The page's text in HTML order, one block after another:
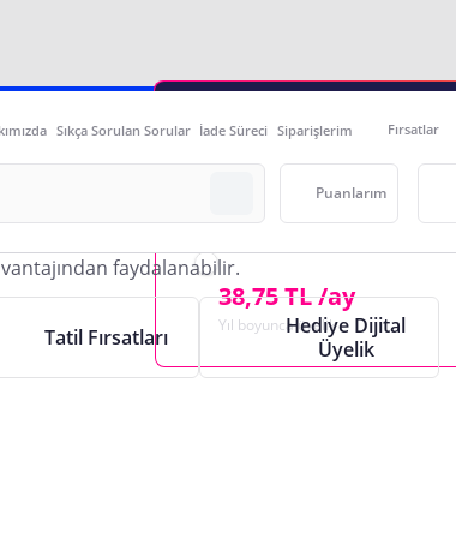
Sıkça Sorulan Sorular İade Süreci Siparişlerim Fırsatlar
Puanlarım
Aylık Plus Üyeliği
Yıllık Plus Üyeliği
38,75 TL /ay
Yıl boyunca üyelik
Tatil Fırsatları
Hediye Dijital
Üyelik